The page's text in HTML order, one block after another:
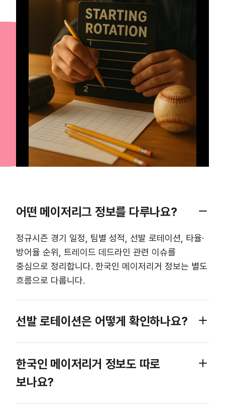
어떤 메이저리그 정보를 다루나요?
정규시즌 경기 일정, 팀별 성적, 선발 로테이션, 타율·
방어율 순위, 트레이드 데드라인 관련 이슈를
중심으로 정리합니다. 한국인 메이저리거 정보는 별도
흐름으로 다룹니다.
선발 로테이션은 어떻게 확인하나요?
한국인 메이저리거 정보도 따로
보나요?